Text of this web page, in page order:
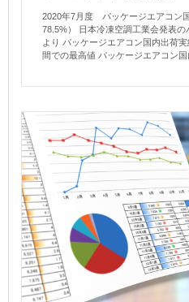
2020年7月度 パッケージエアコン
78.5%） 日本冷凍空調工業会発表
より パッケージエアコン国内出荷
間での最高値 パッケージエアコン国